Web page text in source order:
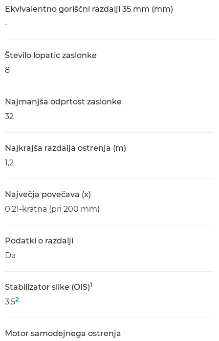
Ekvivalentno goriščni razdalji 35 mm (mm)
-
Število lopatic zaslonke
8
Najmanjša odprtost zaslonke
32
Najkrajša razdalja ostrenja (m)
1,2
Največja povečava (x)
0,21-kratna (pri 200 mm)
Podatki o razdalji
Da
Stabilizator slike (OIS)1
3,52
Motor samodejnega ostrenja